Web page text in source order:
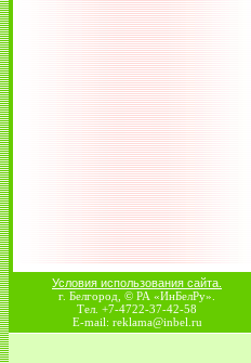
Условия использования сайта.
г. Белгород, © РА «ИнБелРу».
Тел. +7-4722-37-42-58
E-mail: reklama@inbel.ru